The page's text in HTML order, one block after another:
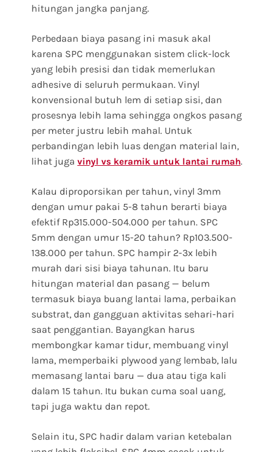
hitungan jangka panjang.
Perbedaan biaya pasang ini masuk akal
karena SPC menggunakan sistem click-lock
yang lebih presisi dan tidak memerlukan
adhesive di seluruh permukaan. Vinyl
konvensional butuh lem di setiap sisi, dan
prosesnya lebih lama sehingga ongkos pasang
per meter justru lebih mahal. Untuk
perbandingan lebih luas dengan material lain,
lihat juga vinyl vs keramik untuk lantai rumah.
Kalau diproporsikan per tahun, vinyl 3mm
dengan umur pakai 5-8 tahun berarti biaya
efektif Rp315.000-504.000 per tahun. SPC
5mm dengan umur 15-20 tahun? Rp103.500-
138.000 per tahun. SPC hampir 2-3x lebih
murah dari sisi biaya tahunan. Itu baru
hitungan material dan pasang — belum
termasuk biaya buang lantai lama, perbaikan
substrat, dan gangguan aktivitas sehari-hari
saat penggantian. Bayangkan harus
membongkar kamar tidur, membuang vinyl
lama, memperbaiki plywood yang lembab, lalu
memasang lantai baru — dua atau tiga kali
dalam 15 tahun. Itu bukan cuma soal uang,
tapi juga waktu dan repot.
Selain itu, SPC hadir dalam varian ketebalan